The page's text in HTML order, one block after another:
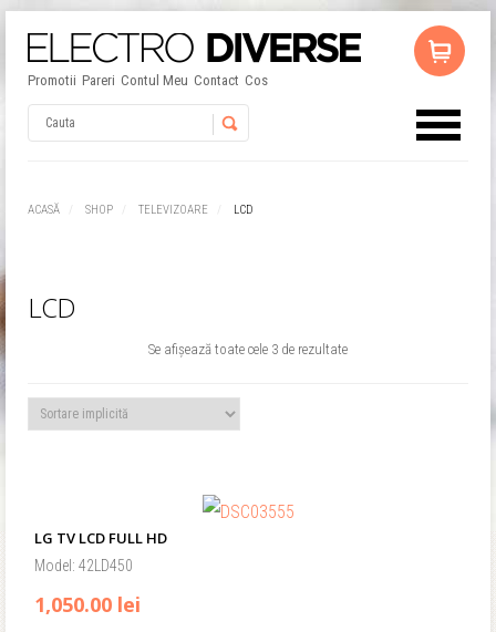
Promotii Pareri Contul Meu Contact Cos
ACASĂ SHOP TELEVIZOARE LCD
LCD
Se afișează toate cele 3 de rezultate
LG TV LCD FULL HD
Model: 42LD450
1,050.00 lei
Username